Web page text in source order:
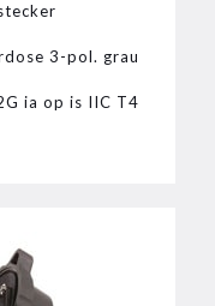
3-pol. grau
ia op is IIC T4